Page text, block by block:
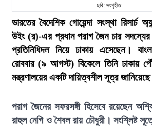
ছবি: সংগৃহীত
ভারতের বৈদেশিক গোয়েন্দা সংস্থা রিসার্চ
উইং (র)-এর প্রধান পরাগ জৈন চার সদস্যের
প্রতিনিধিদল নিয়ে ঢাকায় এসেছেন।
রোববার (৯ আগস্ট) বিকেলে তিনি ঢাকায়
মন্ত্রণালয়ের একটি দায়িত্বশীল সূত্র
পরাগ জৈনের সফরসঙ্গী হিসেবে রয়েছেন
রাহুল নেগি ও শৈবল রায় চৌধুরী। সংশ্লিষ্ট